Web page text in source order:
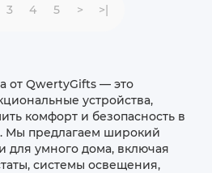
3 4 5 > >|
от QwertyGifts — это
устройства,
комфорт и безопасность в
Мы предлагаем широкий
для умного дома, включая
системы освещения,